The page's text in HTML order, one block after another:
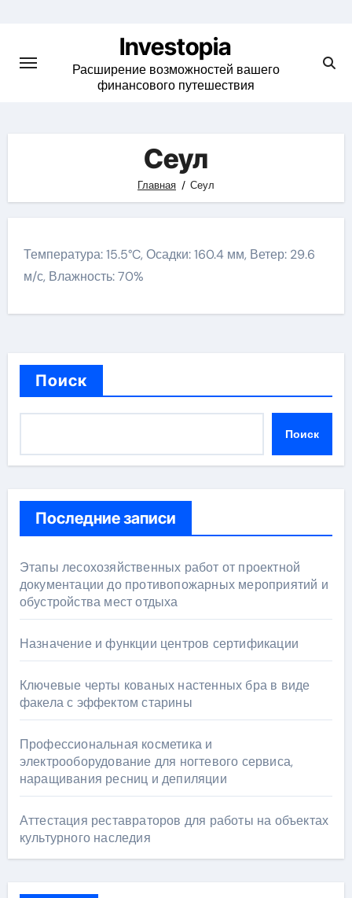
content
Investopia
Расширение возможностей вашего
финансового путешествия
Сеул
Главная Сеул
Температура: 15.5°C, Осадки: 160.4 мм, Ветер: 29.6
м/с, Влажность: 70%
Поиск
Поиск
Последние записи
Этапы лесохозяйственных работ от проектной
документации до противопожарных мероприятий и
обустройства мест отдыха
Назначение и функции центров сертификации
Ключевые черты кованых настенных бра в виде
факела с эффектом старины
Профессиональная косметика и
электрооборудование для ногтевого сервиса,
наращивания ресниц и депиляции
Аттестация реставраторов для работы на объектах
культурного наследия